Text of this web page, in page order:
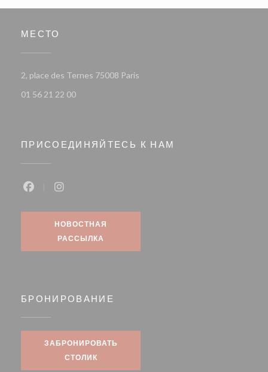
МЕСТО
2, place des Ternes 75008 Paris
01 56 21 22 00
ПРИСОЕДИНЯЙТЕСЬ К НАМ
НОВОСТНАЯ
РАССЫЛКА
БРОНИРОВАНИЕ
ЗАБРОНИРОВАТЬ
СТОЛИК